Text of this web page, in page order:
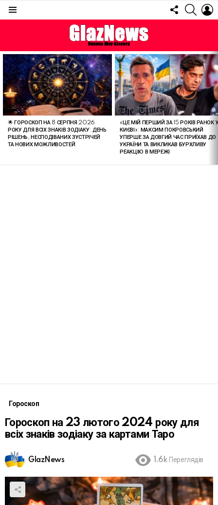
FOLLOW
US
ОСТАННІ
СТАТТІ
🌟 ГОРОСКОП НА 8 СЕРПНЯ 2026
РОКУ ДЛЯ ВСІХ ЗНАКІВ ЗОДІАКУ: ДЕНЬ
РІШЕНЬ, НЕСПОДІВАНИХ ЗУСТРІЧЕЙ
ТА НОВИХ МОЖЛИВОСТЕЙ
«ЦЕ МІЙ ПЕРШИЙ ЗА 15 РОКІВ РАНОК
КИЄВІ»: МАКСИМ ПОКРОВСЬКИЙ
УПЕРШЕ ЗА ДОВГИЙ ЧАС ПРИЇХАВ ДО
УКРАЇНИ ТА ВИКЛИКАВ БУРХЛИВУ
РЕАКЦІЮ В МЕРЕЖІ
Гороскоп
Гороскоп на 23 лютого 2024 року для
всіх знаків зодіаку за картами Таро
GlazNews 1.6k Переглядів